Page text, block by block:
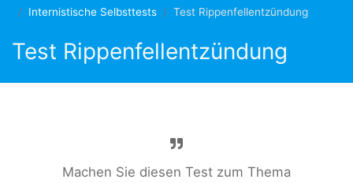
Internistische Selbsttests
Test Rippenfellentzündung
Test Rippenfellentzündung
Machen Sie diesen Test zum Thema